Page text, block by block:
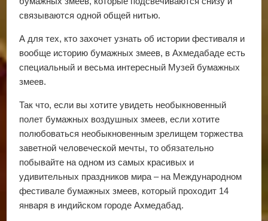
связываются одной общей нитью.
А для тех, кто захочет узнать об истории фестиваля и
вообще историю бумажных змеев, в Ахмедабаде есть
специальный и весьма интересный Музей бумажных
змеев.
Так что, если вы хотите увидеть необыкновенный
полет бумажных воздушных змеев, если хотите
полюбоваться необыкновенным зрелищем торжества
заветной человеческой мечты, то обязательно
побывайте на одном из самых красивых и
удивительных праздников мира – на Международном
фестивале бумажных змеев, который проходит 14
января в индийском городе Ахмедабад.